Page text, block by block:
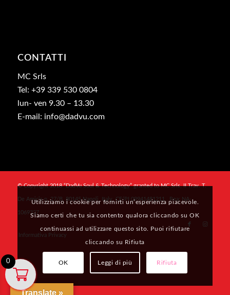
CONTATTI
MC Srls
Tel: +39 339 530 0804
lun- ven 9.30 – 13.30
E-mail: info@dadvu.com
© Copyright 2018 “DadVu Soul & Technology” granted to MC Srls, II Trav. T.
De Amicis n. 27/B, 80145 Napoli, Italy, CF/PI 09941481211 , Rea: NA-
1069327
Informativa Privacy
Utilizziamo i cookie per fornirti un’esperienza piacevole.
Siamo certi che tu sia contento qualora cliccando su OK
continuassi ad utilizzare questo sito. Puoi rifiutare
cliccando su Rifiuta
OK Leggi di più Rifiuta
Translate »
0